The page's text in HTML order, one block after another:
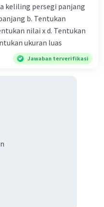
keliling persegi panjang
b. Tentukan
nilai x d. Tentukan
ukuran luas
Jawaban terverifikasi